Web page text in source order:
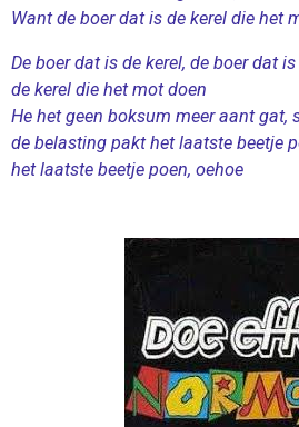
Want de boer dat is de kerel die het
De boer dat is de kerel, de boer dat
de kerel die het mot doen
He het geen boksum meer aant gat,
de belasting pakt het laatste beetje
het laatste beetje poen, oehoe